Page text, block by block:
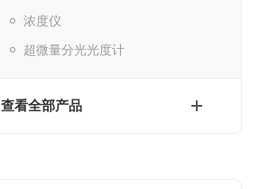
浓度仪
超微量分光光度计
查看全部产品